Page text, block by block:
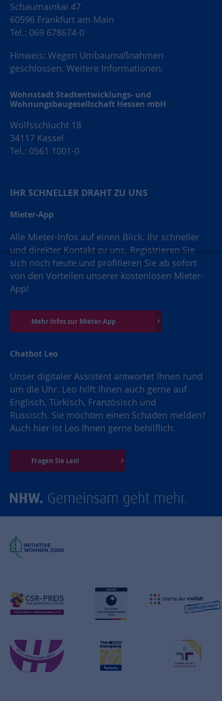
Schaumainkai 47
60596 Frankfurt am Main
Tel.: 069 678674-0
Hinweis: Wegen Umbaumaßnahmen
geschlossen. Weitere Informationen.
Wohnstadt Stadtentwicklungs- und
Wohnungsbaugesellschaft Hessen mbH
Wolfsschlucht 18
34117 Kassel
Tel.: 0561 1001-0
IHR SCHNELLER DRAHT ZU UNS
Mieter-App
Alle Mieter-Infos auf einen Blick. Ihr schneller
und direkter Kontakt zu uns. Registrieren Sie
sich noch heute und profitieren Sie ab sofort
von den Vorteilen unserer kostenlosen Mieter-
App!
Mehr Infos zur Mieter-App
Chatbot Leo
Unser digitaler Assistent antwortet Ihnen rund
um die Uhr. Leo hilft Ihnen auch gerne auf
Englisch, Türkisch, Französisch und
Russisch. Sie möchten einen Schaden melden?
Auch hier ist Leo Ihnen gerne behilflich.
Fragen Sie Leo!